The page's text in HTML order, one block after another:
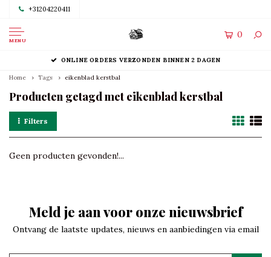
+31204220411
MENU
0
ONLINE ORDERS VERZONDEN BINNEN 2 DAGEN
Home Tags eikenblad kerstbal
Producten getagd met eikenblad kerstbal
Filters
Geen producten gevonden!...
Meld je aan voor onze nieuwsbrief
Ontvang de laatste updates, nieuws en aanbiedingen via email